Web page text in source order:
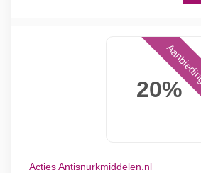
20%
Acties Antisnurkmiddelen.nl